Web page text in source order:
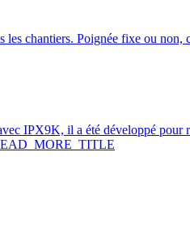
chantiers. Poignée fixe ou non,
IPX9K, il a été développé pour